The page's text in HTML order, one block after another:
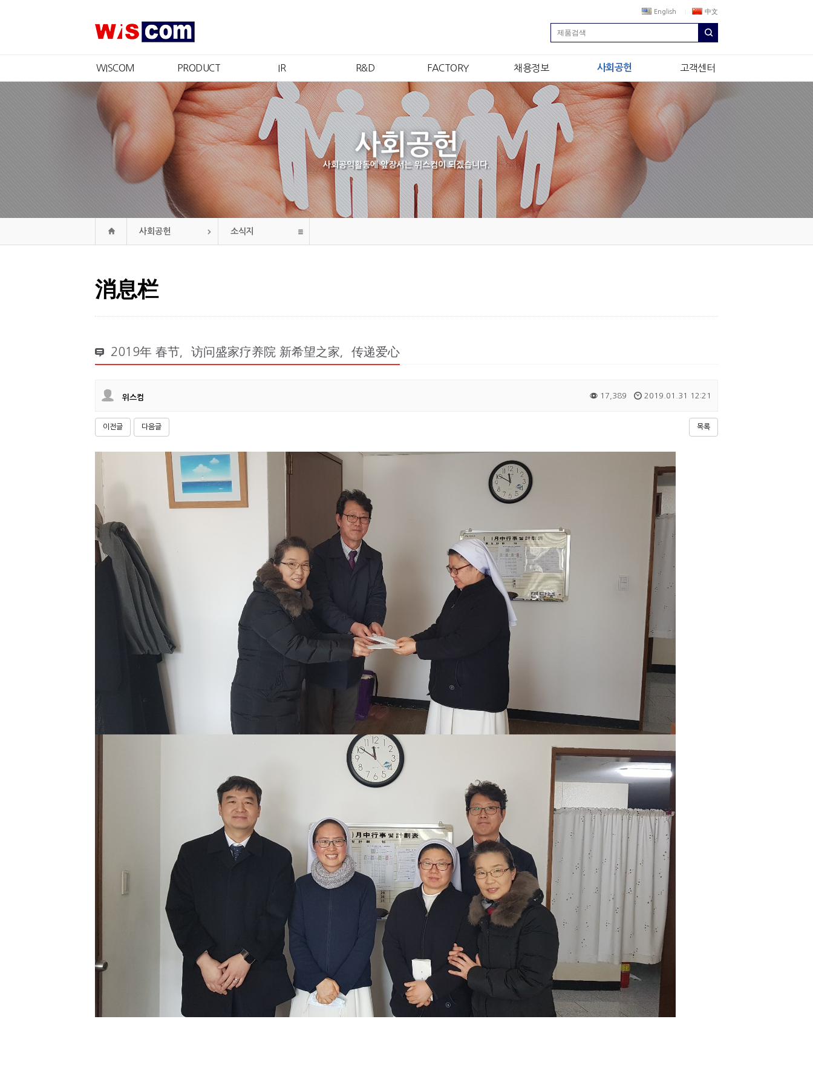
English 中文
WISCOM
회사소개
CEO 인사
경영철학
CI
연혁
조직도
오시는길
PRODUCT
제품소개
인증현황
IR
IR개요
주가정보
재무정보
공시정보
공고
R&D
연구소소개
연구분야
품질보증
FACTORY
안산1공장
안산2공장
시화공장
안성공장
여수공장
무석법인
강문법인
채용정보
인재상
복리후생
채용안내
채용FAQ
사회공헌
정도경영
나눔경영
소식지
고객센터
NEWS & NOTICE
사회공헌
사회공익활동에 앞장서는 위스컴이 되겠습니다.
사회공헌 소식지
消息栏
2019年 春节，访问盛家疗养院 新希望之家，传递爱心
위스컴 17,389 2019.01.31 12:21
이전글 다음글 목록